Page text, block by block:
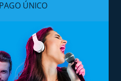
ÚNICO